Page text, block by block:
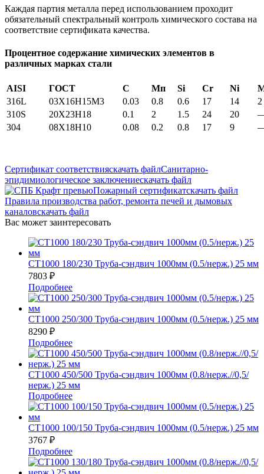
Каждая партия металла перед использованием проходит
обязательный спектральный контроль химического состава на
соответствие сертификата качества.
Процентное содержание химических элементов в
различных марках стали
AISI ГОСТ С Мп Si Cr Ni
316L
03X16H15M3 0.03 0.8 0.6 17 14
2
310S
20Х23Н18 0.1 2 1.5 24 20
304
08Х18Н10 0.08 0.2 0.8 17 9
Сертификат соответствияскачать файлСанитарно-
эпидимиологическое заключениескачать файл
Пожарный сертификатскачать файл
Правила производства работ, ремонта печей и дымовых
каналовскачать файл
Вас может заинтересовать
СТ1000 180/230 Труба-сэндвич 1000мм (0.5/нерж.) 25 мм
7803 ₽
Подробнее
СТ1000 250/300 Труба-сэндвич 1000мм (0.5/нерж.) 25 мм
8290 ₽
Подробнее
СТ1000 450/500 Труба-сэндвич 1000мм (0.8/нерж.//0,5/
нерж.) 25 мм
Подробнее
СТ1000 100/150 Труба-сэндвич 1000мм (0.5/нерж.) 25 мм
3767 ₽
Подробнее